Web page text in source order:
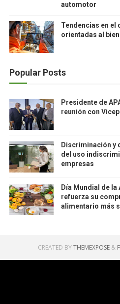
automotor
Tendencias en el
orientadas al
Popular Posts
Presidente de
reunión con
Discriminación y
del uso
empresas
Día Mundial de
refuerza su
alimentario más
CREATED BYTHEMEXPOSE &